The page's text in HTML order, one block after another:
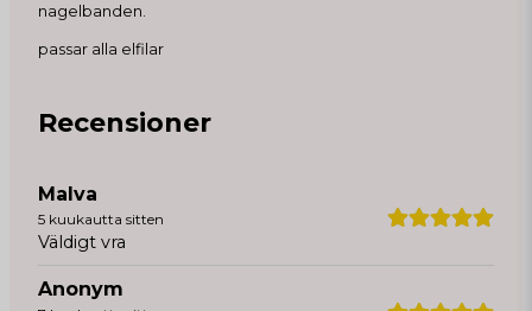
nagelbanden.
passar alla elfilar
Recensioner
Malva
5 kuukautta sitten
Väldigt vra
Anonym